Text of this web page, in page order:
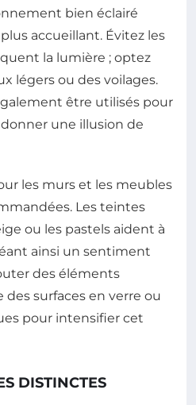
bien éclairé
accueillant. Évitez les
la lumière ; optez
légers ou des voilages.
être utilisés pour
une illusion de
les murs et les meubles
Les teintes
ou les pastels aident à
ainsi un sentiment
des éléments
surfaces en verre ou
pour intensifier cet
DISTINCTES